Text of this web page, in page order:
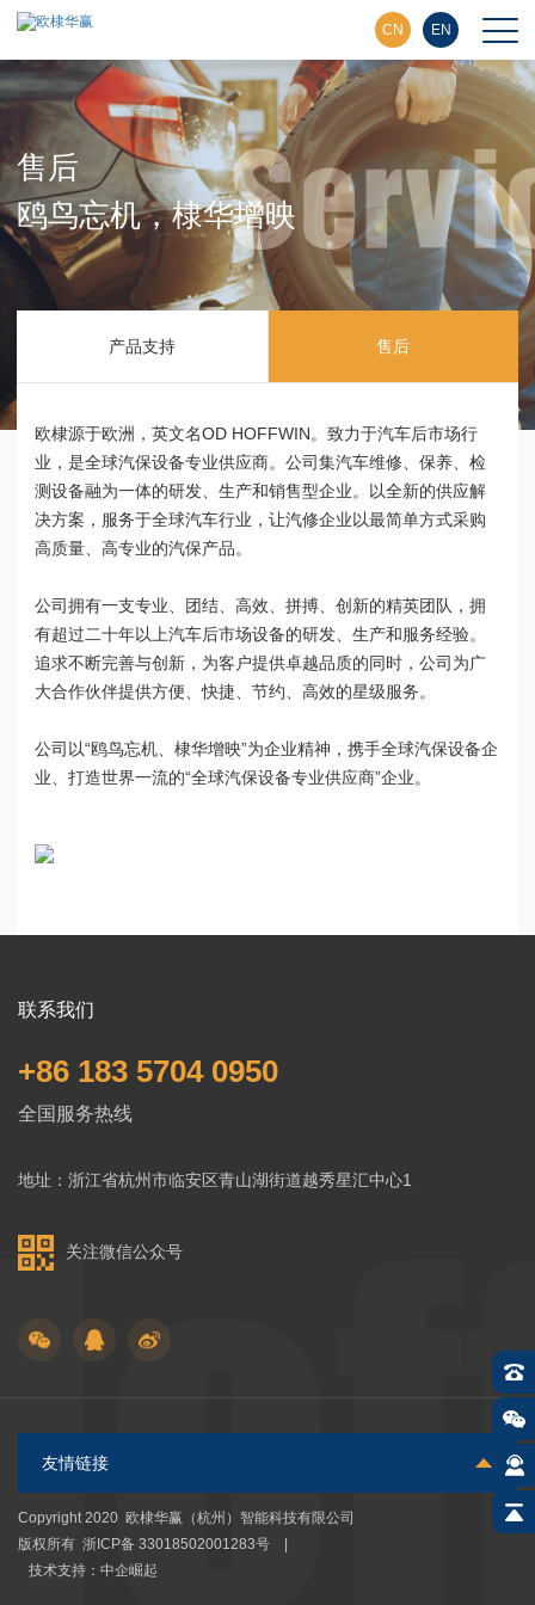
CN EN
售后
鸥鸟忘机，棣华增映
产品支持 售后
欧棣源于欧洲，英文名OD HOFFWIN。致力于汽车后市场行
业，是全球汽保设备专业供应商。公司集汽车维修、保养、检
测设备融为一体的研发、生产和销售型企业。以全新的供应解
决方案，服务于全球汽车行业，让汽修企业以最简单方式采购
高质量、高专业的汽保产品。
公司拥有一支专业、团结、高效、拼搏、创新的精英团队，拥
有超过二十年以上汽车后市场设备的研发、生产和服务经验。
追求不断完善与创新，为客户提供卓越品质的同时，公司为广
大合作伙伴提供方便、快捷、节约、高效的星级服务。
公司以“鸥鸟忘机、棣华增映”为企业精神，携手全球汽保设备企
业、打造世界一流的“全球汽保设备专业供应商”企业。
联系我们
+86 183 5704 0950
全国服务热线
地址：浙江省杭州市临安区青山湖街道越秀星汇中心1
关注微信公众号
Copyright 2020 欧棣华赢（杭州）智能科技有限公司
版权所有 浙ICP备 33018502001283号 |
技术支持： 中企崛起